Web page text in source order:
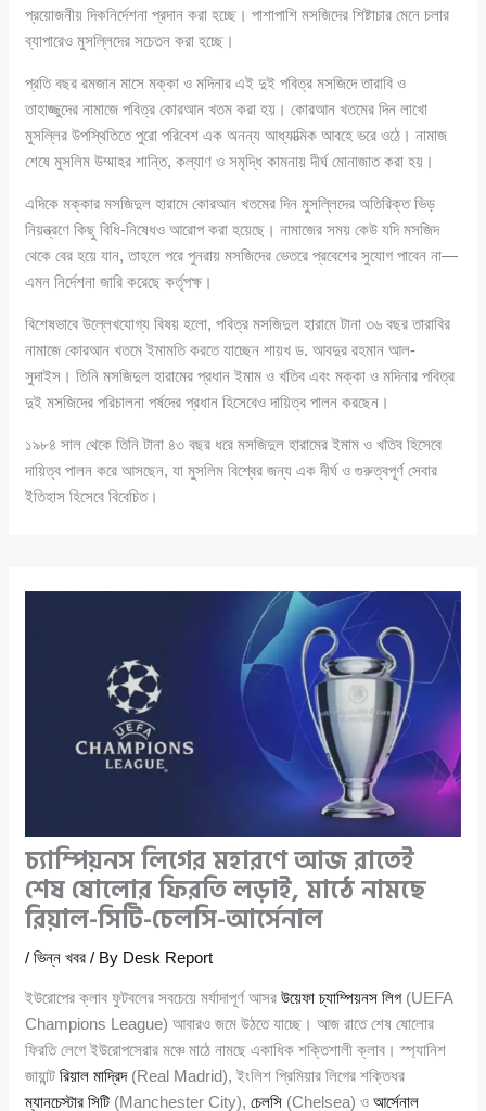
প্রয়োজনীয় দিকনির্দেশনা প্রদান করা হচ্ছে। পাশাপাশি মসজিদের শিষ্টাচার মেনে চলার
ব্যাপারেও মুসল্লিদের সচেতন করা হচ্ছে।
প্রতি বছর রমজান মাসে মক্কা ও মদিনার এই দুই পবিত্র মসজিদে তারাবি ও
তাহাজ্জুদের নামাজে পবিত্র কোরআন খতম করা হয়। কোরআন খতমের দিন লাখো
মুসল্লির উপস্থিতিতে পুরো পরিবেশ এক অনন্য আধ্যাত্মিক আবহে ভরে ওঠে। নামাজ
শেষে মুসলিম উম্মাহর শান্তি, কল্যাণ ও সমৃদ্ধি কামনায় দীর্ঘ মোনাজাত করা হয়।
এদিকে মক্কার মসজিদুল হারামে কোরআন খতমের দিন মুসল্লিদের অতিরিক্ত ভিড়
নিয়ন্ত্রণে কিছু বিধি-নিষেধও আরোপ করা হয়েছে। নামাজের সময় কেউ যদি মসজিদ
থেকে বের হয়ে যান, তাহলে পরে পুনরায় মসজিদের ভেতরে প্রবেশের সুযোগ পাবেন না—
এমন নির্দেশনা জারি করেছে কর্তৃপক্ষ।
বিশেষভাবে উল্লেখযোগ্য বিষয় হলো, পবিত্র মসজিদুল হারামে টানা ৩৬ বছর তারাবির
নামাজে কোরআন খতমে ইমামতি করতে যাচ্ছেন শায়খ ড. আবদুর রহমান আল-
সুদাইস। তিনি মসজিদুল হারামের প্রধান ইমাম ও খতিব এবং মক্কা ও মদিনার পবিত্র
দুই মসজিদের পরিচালনা পর্ষদের প্রধান হিসেবেও দায়িত্ব পালন করছেন।
১৯৮৪ সাল থেকে তিনি টানা ৪৩ বছর ধরে মসজিদুল হারামের ইমাম ও খতিব হিসেবে
দায়িত্ব পালন করে আসছেন, যা মুসলিম বিশ্বের জন্য এক দীর্ঘ ও গুরুত্বপূর্ণ সেবার
ইতিহাস হিসেবে বিবেচিত।
চ্যাম্পিয়নস লিগের মহারণে আজ রাতেই
শেষ ষোলোর ফিরতি লড়াই, মাঠে নামছে
রিয়াল-সিটি-চেলসি-আর্সেনাল
/ভিন্ন খবর / By Desk Report
ইউরোপের ক্লাব ফুটবলের সবচেয়ে মর্যাদাপূর্ণ আসরউয়েফা চ্যাম্পিয়নস লিগ (UEFA
Champions League) আবারও জমে উঠতে যাচ্ছে। আজ রাতে শেষ ষোলোর
ফিরতি লেগে ইউরোপসেরার মঞ্চে মাঠে নামছে একাধিক শক্তিশালী ক্লাব। স্প্যানিশ
জায়ান্টরিয়াল মাদ্রিদ(Real Madrid), ইংলিশ প্রিমিয়ার লিগের শক্তিধর
ম্যানচেস্টার সিটি (Manchester City),চেলসি (Chelsea) ওআর্সেনাল